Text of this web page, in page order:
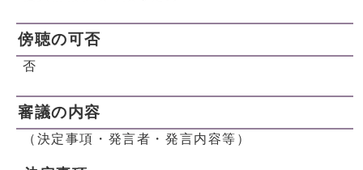
傍聴の可否
否
審議の内容
（決定事項・発言者・発言内容等）